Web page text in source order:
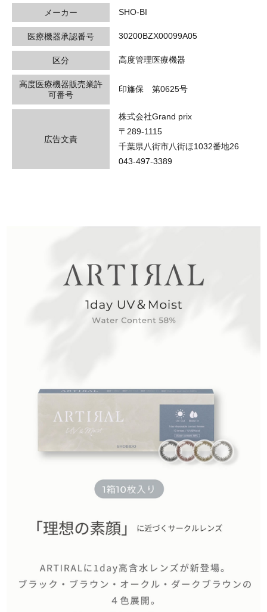
メーカー SHO-BI
医療機器承認番号 30200BZX00099A05
区分 高度管理医療機器
高度医療機器販売業許
可番号
印旛保 第0625号
広告文責
株式会社Grand prix
〒289-1115
千葉県八街市八街ほ1032番地26
043-497-3389